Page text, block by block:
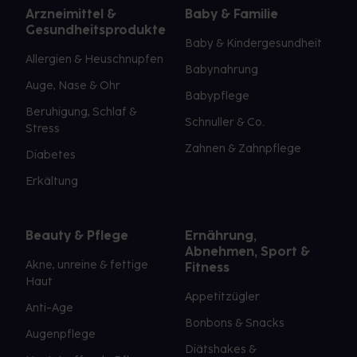
Arzneimittel &
Gesundheitsprodukte
Allergien & Heuschnupfen
Auge, Nase & Ohr
Beruhigung, Schlaf &
Stress
Diabetes
Erkältung
Baby & Familie
Baby & Kindergesundheit
Babynahrung
Babypflege
Schnuller & Co.
Zahnen & Zahnpflege
Beauty & Pflege
Akne, unreine & fettige
Haut
Anti-Age
Augenpflege
Ernährung,
Abnehmen, Sport &
Fitness
Appetitzügler
Bonbons & Snacks
Diätshakes &